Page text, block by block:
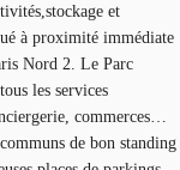
et
à proximité immédiate
Nord 2. Le Parc
les services
commerces…
de bon standing